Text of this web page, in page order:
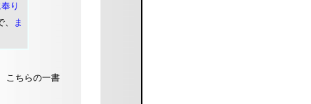
り
ま
こちらの一書